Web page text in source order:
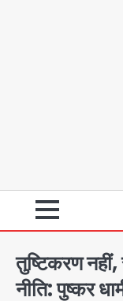
तुष्टिकरण
नीति: पुष्कर